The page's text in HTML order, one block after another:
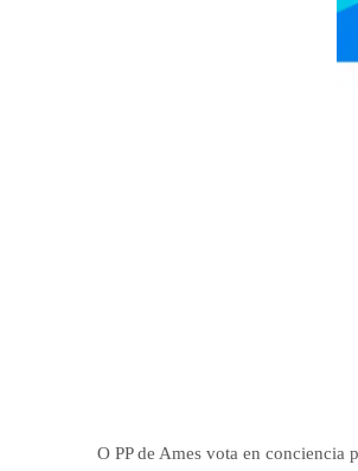
O PP de Ames vota en conciencia